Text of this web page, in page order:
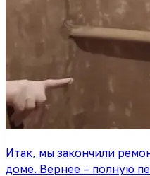
Итак, мы закончили
доме. Вернее – полную